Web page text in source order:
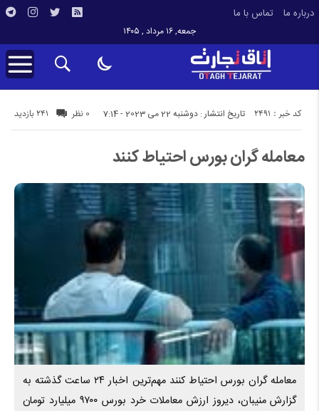
درباره ما تماس با ما
جمعه, ۱۶ مرداد , ۱۴۰۵
تاریخ انتشار : دوشنبه 22 می 2023 - 7:14 241 بازدید کد خبر : 2491 0 نظر
معامله گران بورس احتیاط کنند
معامله گران بورس احتیاط کنند مهم‌ترین اخبار ۲۴ ساعت گذشته به
گزارش منیبان، دیروز ارزش معاملات خرد بورس ۹۷۰۰ میلیارد تومان